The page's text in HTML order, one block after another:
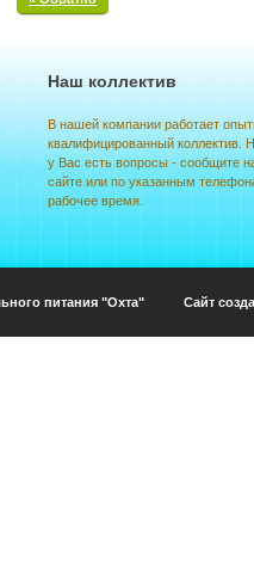
Наш коллектив
В нашей компании работает
квалифицированный коллектив.
у Вас есть вопросы - сообщите
сайте или по указанным
рабочее время.
питания "Охта" Сайт